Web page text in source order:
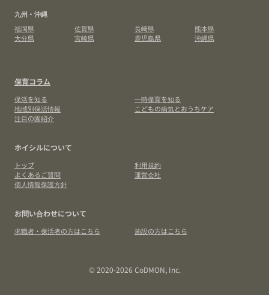
九州・沖縄
福岡県
佐賀県 長崎県
熊本県
大分県
宮崎県 鹿児島県 沖縄県
保育コラム
保活を知る
一時保育を知る
地域別保活情報
こどもの病気とおうちケア
注目の園紹介
ホイシルについて
トップ
利用規約
よくあるご質問
運営会社
個人情報保護方針
お問い合わせについて
求職者・保活者の方はこちら 施設の方はこちら
© 2020-2026 CoDMON, Inc.